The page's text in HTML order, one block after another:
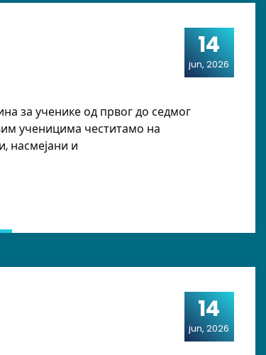
14
jun, 2026
за ученике од првог до седмог
ученицима честитамо на
насмејани и
14
jun, 2026